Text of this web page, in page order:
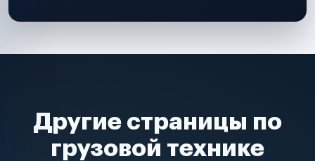
Другие страницы по
грузовой технике